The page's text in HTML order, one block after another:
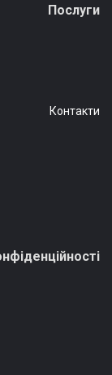
Послуги
Контакти